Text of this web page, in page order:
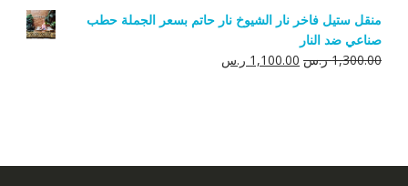
هو:
550.00 ر.س.
هو:
منقل ستيل فاخر نار الشيوخ نار حاتم بسعر الجملة حطب
صناعي ضد النار
1,300.00 ر.س السعر
1,100.00 ر.سالسعر